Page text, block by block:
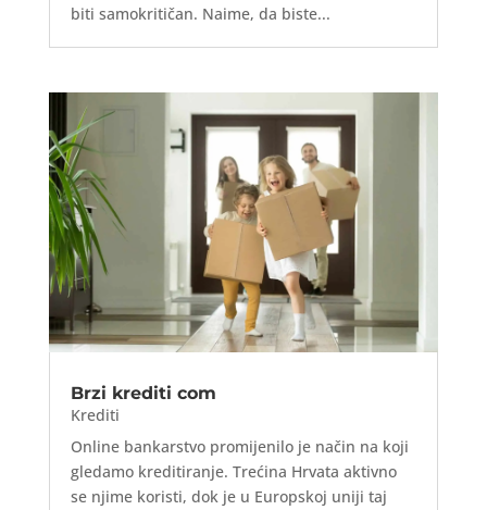
biti samokritičan. Naime, da biste...
Brzi krediti com
Krediti
Online bankarstvo promijenilo je način na koji
gledamo kreditiranje. Trećina Hrvata aktivno
se njime koristi, dok je u Europskoj uniji taj